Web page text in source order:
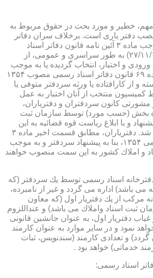
خطیر و مورد بحث در حقوق مربوط به
دفتر یاری است. برخلاف سران دفاتر
اسناد رسمی كه به موجب ماده ۳ آئین نامه قانون دفاتر اسناد
رسمی (اصلاحی ۲۷/۱۱/۱۳۶۰) به طور سراسری و عمومی، از
و اختبار، انتخاب گردیده یا به موجب
اختیارات حاصله از ماده ۶۹ قانون دفاتر اسناد رسمی مصوب ۱۳۵۴
و از كارافتاده یا ورثه سردفتر متوفی یا
منتخب از آنان اختبار به عمل
كانون سردفتران و دفتریاران،
بخش (حسب مورد) توسط سازمان ثبت
و با ابلاغ ریاست قوه قضائیه به این
سمت منصوب خواهند شد. دفتریاران، مطابق قسمت اخیر ماده ۳
قانون دفاتر اسناد رسمی ۱۳۵۴، بنا به پیشنهاد سردفتر و به موجب
و املاك كشور به این سمت منصوب خواهند
به بعد، دفترخانه اسناد رسمی توسط یك سردفتر (كه
باشد) اداره می گردد و غیر از نامبرده،
مركب از یك دفتریار اول (كه معاون
ثبت اسناد واملاك می باشد) و عنداللزوم
دفتریار اول، به عنوان جانشین قانونی
نمود و در سایر موارد به عنوان كارمند
و تعدادی كارمند (سندنویس، ثبات
خدماتی) خواهد بود .
اسناد رسمی: